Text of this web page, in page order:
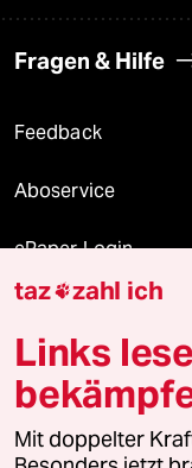
Fragen & Hilfe
Feedback
Aboservice
ePaper Login
Downloads für
© 2026 taz Verlags
Alle Rechte vorbehalten.
wenden Sie sich bitte an
taz zahl ich
Links
Mit doppelter